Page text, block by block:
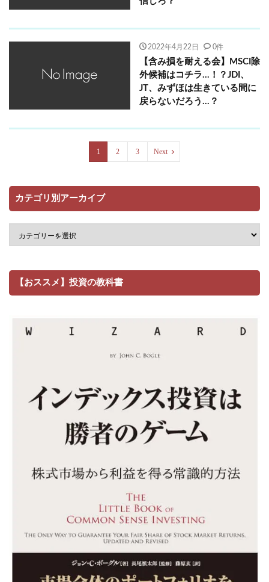
2022年4月22日 0件
【含み損を耐える会】MSCI除
外候補はコチラ…！？JDI、
JT、みずほは生きている間に
戻らないだろう…？
1 2 3 Next
カテゴリ別アーカイブ
【おススメ】投資の教科書